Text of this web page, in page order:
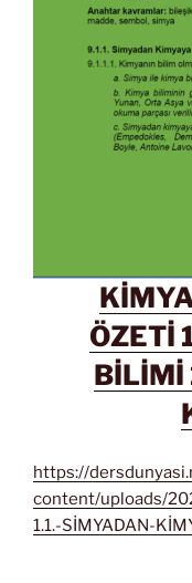
ÖZETİ
BİLİMİ
https://
content/uploads/
1.1.-SİMYADAN-